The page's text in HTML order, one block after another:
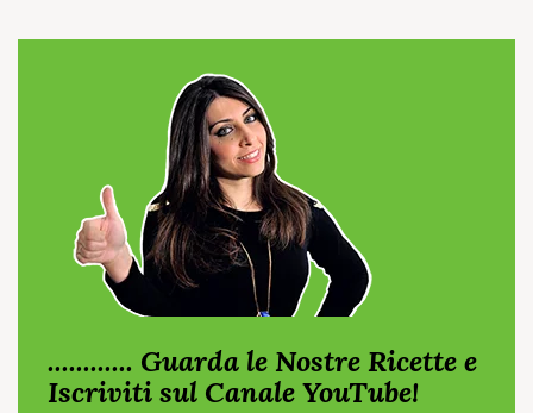
............ Guarda le Nostre Ricette e
Iscriviti sul Canale YouTube!